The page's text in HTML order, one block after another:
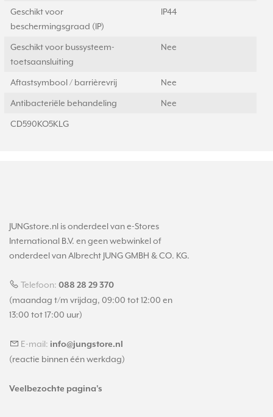
Geschikt voor
beschermingsgraad (IP)
IP44
Geschikt voor bussysteem-
toetsaansluiting
Nee
Aftastsymbool / barrièrevrij Nee
Antibacteriële behandeling Nee
CD590KO5KLG
JUNGstore.nl is onderdeel van e-Stores
International B.V. en geen webwinkel of
onderdeel van Albrecht JUNG GMBH & CO. KG.
Telefoon: 088 28 29 370
(maandag t/m vrijdag, 09:00 tot 12:00 en
13:00 tot 17:00 uur)
E-mail: info@jungstore.nl
(reactie binnen één werkdag)
Veelbezochte pagina's